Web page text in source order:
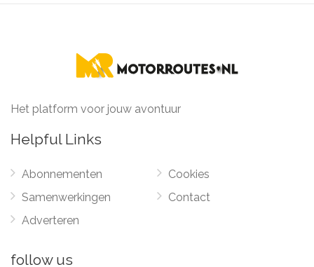
Het platform voor jouw avontuur
Helpful Links
Abonnementen
Samenwerkingen
Adverteren
Cookies
Contact
follow us